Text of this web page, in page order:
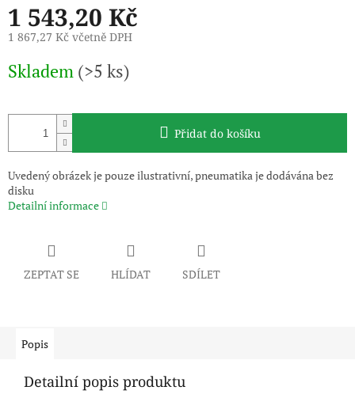
1 543,20 Kč
1 867,27 Kč včetně DPH
cena:
Skladem (>5 ks)
Přidat do košíku
Uvedený obrázek je pouze ilustrativní, pneumatika je dodávána bez
disku
Detailní informace
ZEPTAT SE HLÍDAT SDÍLET
Popis
Detailní popis produktu